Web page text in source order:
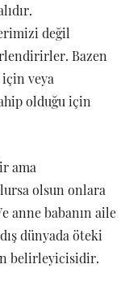
değil
Bazen
veya
olduğu için
ama
olsun onlara
anne babanın aile
dünyada öteki
belirleyicisidir.